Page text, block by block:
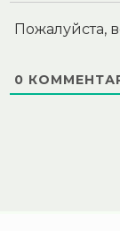
Пожалуйста,
0